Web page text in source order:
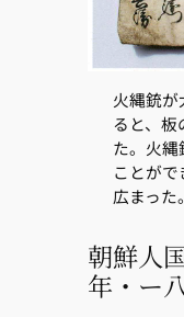
火縄銃
ると、板
た。火縄
ことが
広まった。
朝鮮人
年・ー